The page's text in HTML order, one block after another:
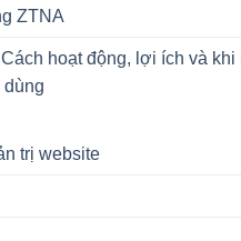
ZTNA
hoạt động, lợi ích và khi
dùng
trị website